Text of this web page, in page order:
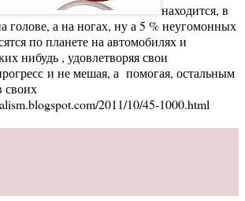
находится, в
голове, а на ногах, ну а 5 % неугомонных
по планете на автомобилях и
нибудь , удовлетворяя свои
и не мешая, а помогая, остальным
своих
2011/10/45-1000.html